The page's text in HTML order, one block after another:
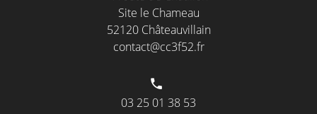
Site le Chameau
52120 Châteauvillain
contact@cc3f52.fr
03 25 01 38 53